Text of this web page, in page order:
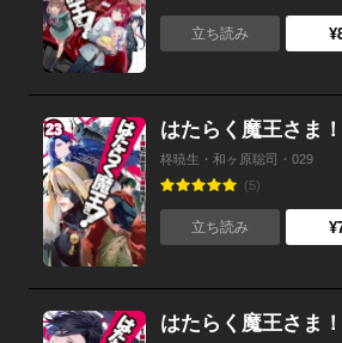
立ち読み
はたらく魔王さま
柊暁生・和ヶ原聡司・029
(5)
立ち読み
はたらく魔王さま